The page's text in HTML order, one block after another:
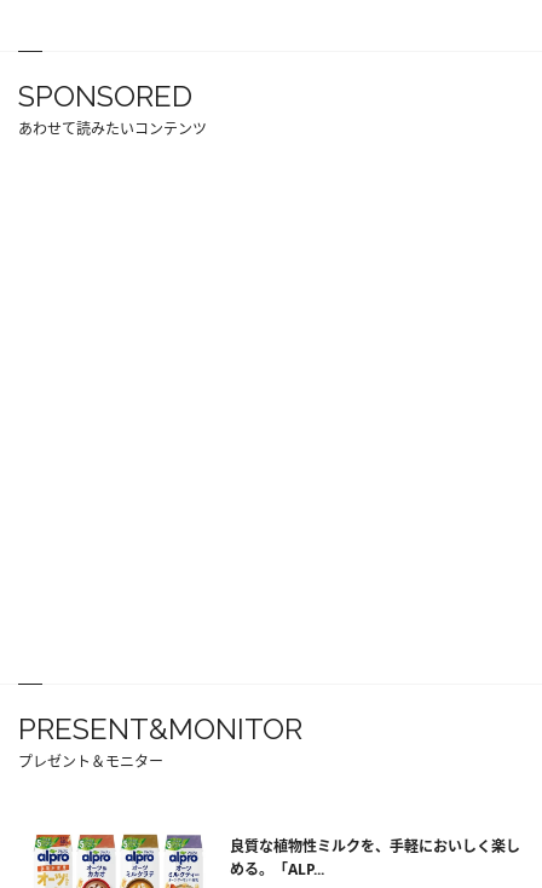
SPONSORED
あわせて読みたいコンテンツ
PRESENT&MONITOR
プレゼント＆モニター
良質な植物性ミルクを、手軽においしく楽し
める。「ALP...